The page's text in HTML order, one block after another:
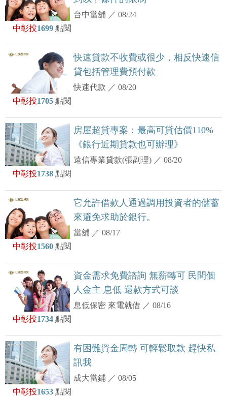
台中當舖 ／08/24
中彰投1699 點閱
快速貸款不收費或很少，相反快速信
貸包括管理費預付款
快速代款 ／08/20
中彰投1705 點閱
房屋超貸專案：最高可貸估價110%
《銀行近期貸款也可辦理》
遠信專業貸款(張副理) ／08/20
中彰投1738 點閱
它允許借款人通過調用投資者的儲蓄
來避免求助於銀行。
當舖 ／08/17
中彰投1560 點閱
資金需求免費諮詢 無薪轉可 民間個
人金主 息低 還款方式可談
息低保密 來電就借 ／08/16
中彰投1734 點閱
有困難資金周轉 可輕鬆取款 趕快私
訊我
成大當鋪 ／08/05
中彰投1653 點閱